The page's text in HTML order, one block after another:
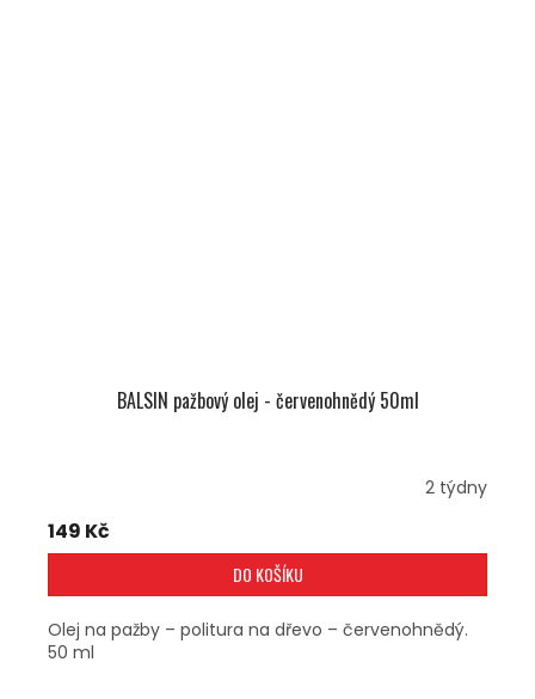
BALSIN pažbový olej - červenohnědý 50ml
2 týdny
149 Kč
DO KOŠÍKU
Olej na pažby – politura na dřevo – červenohnědý.
50 ml